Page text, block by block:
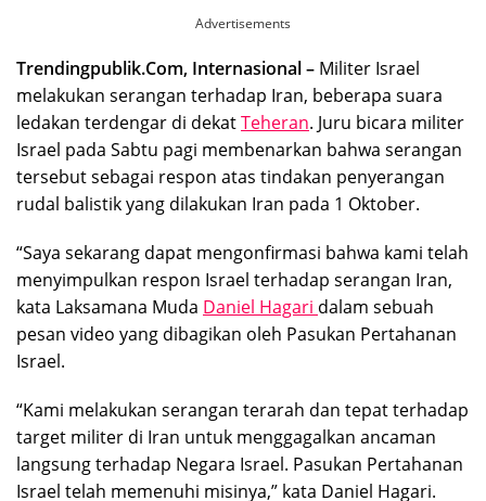
Advertisements
Trendingpublik.Com, Internasional – Militer Israel
melakukan serangan terhadap Iran, beberapa suara
ledakan terdengar di dekatTeheran. Juru bicara militer
Israel pada Sabtu pagi membenarkan bahwa serangan
tersebut sebagai respon atas tindakan penyerangan
rudal balistik yang dilakukan Iran pada 1 Oktober.
“Saya sekarang dapat mengonfirmasi bahwa kami telah
menyimpulkan respon Israel terhadap serangan Iran,
kata Laksamana Muda Daniel Hagari dalam sebuah
pesan video yang dibagikan oleh Pasukan Pertahanan
Israel.
“Kami melakukan serangan terarah dan tepat terhadap
target militer di Iran untuk menggagalkan ancaman
langsung terhadap Negara Israel. Pasukan Pertahanan
Israel telah memenuhi misinya,” kata Daniel Hagari.